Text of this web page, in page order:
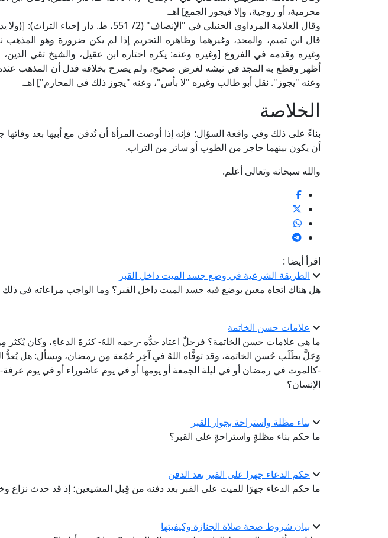
محرمية، أو زوجية، وإلا فيجوز الجمع] اهـ.
وقال العلامة المرداوي الحنبلي في "الإنصاف" (2/ 551،
قال ابن تميم، والمجد، وغيرهما وظاهره التحريم إذا لم يكن ضرورة وهو المذهب
وغيره وقدمه في الفروع [وغيره وعنه: يكره اختاره ابن عقيل، والشيخ تقي
أظهر وقطع به المجد في نبشه لغرض صحيح، ولم يصرح بخلافه فدل أن المذهب عنده
وعنه "يجوز". نقل أبو طالب وغيره "لا بأس"، وعنه "يجوز ذلك في المحارم"] اهـ.
الخلاصة
بناءً على ذلك وفي واقعة السؤال: فإنه إذا أوصت المرأة أن تُدفن مع أبيها بعد
أن يكون بينهما حاجز من الطوب أو ساتر من التراب.
والله سبحانه وتعالى أعلم.
اقرأ أيضا :
الطريقة الشرعية في وضع جسد الميت داخل القبر
هل هناك اتجاه معين يوضع فيه جسد الميت داخل القبر؟ وما الواجب مراعاته في
علامات حسن الخاتمة
ما هي علامات حسن الخاتمة؟ فرجلٌ اعتاد جدُّه -رحمه اللهُ- كثرةَ الدعاءِ، وكان يُكثر
وَجَلَّ بطَلَب حُسن الخاتمة، وقد توفَّاه اللهُ في آخِر جُمُعة مِن رمضان، ويسأل: هل يُعدُّ
-كالموت في رمضان أو في ليلة الجمعة أو يومها أو في يوم عاشوراء أو في يوم
الإنسان؟
بناء مظلة واستراحة بجوار القبر
ما حكم بناء مظلةٍ واستراحةٍ على القبر؟
حكم الدعاء جهرا على القبر بعد الدفن
ما حكم الدعاء جهرًا للميت على القبر بعد دفنه من قِبل المشيعين؛ إذ قد حدث نزاع
بيان شروط صحة صلاة الجنازة وكيفيتها